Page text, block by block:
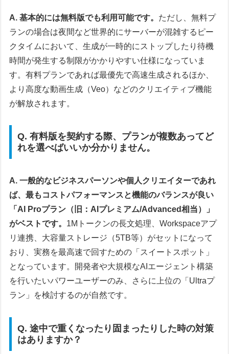
A. 基本的には無料版でも利用可能です。 ただし、無料プ
ランの場合は夜間など世界的にサーバーが混雑するピー
クタイムにおいて、生成が一時的にストップしたり待機
時間が発生する制限がかかりやすい仕様になっていま
す。有料プランであれば最優先で高速生成されるほか、
より高度な動画生成（Veo）などのクリエイティブ機能
が解放されます。
Q. 有料版を契約する際、プランが複数あってど
れを選べばいいか分かりません。
A. 一般的なビジネスパーソンや個人クリエイターであれ
ば、最もコストパフォーマンスと機能のバランスが良い
「AI Proプラン（旧：AIプレミアム/Advanced相当）」
がベストです。 1Mトークンの長文処理、Workspaceアプ
リ連携、大容量ストレージ（5TB等）がセットになって
おり、実務を最高速で回すための「スイートスポット」
となっています。開発者や大規模なAIエージェント構築
を行いたいパワーユーザーのみ、さらに上位の「Ultraプ
ラン」を検討するのが自然です。
Q. 途中で重くなったり固まったりした時の対策
はありますか？